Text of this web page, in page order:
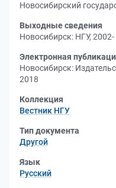
Новосибирский
Выходные сведения
Новосибирск: НГУ, 2002-
Электронная
Новосибирск:
2018
Коллекция
Вестник НГУ
Тип документа
Другой
Язык
Русский